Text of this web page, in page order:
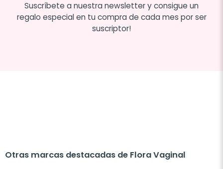
Suscríbete a nuestra newsletter y consigue un
regalo especial en tu compra de cada mes por ser
suscriptor!
Otras marcas destacadas de Flora Vaginal